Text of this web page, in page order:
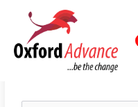
Dobrodošli nazad!